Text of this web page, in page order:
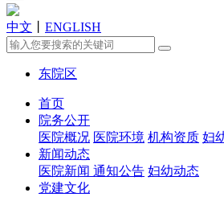
中文 ENGLISH
东院区
首页
院务公开
医院概况 医院环境 机构资质 妇
新闻动态
医院新闻 通知公告 妇幼动态
党建文化